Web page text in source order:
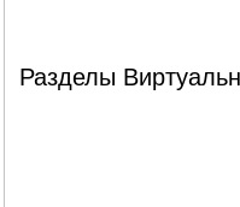
Разделы